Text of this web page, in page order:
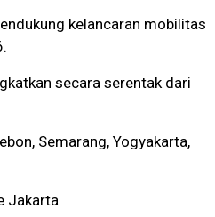
kelancaran mobilitas
secara serentak dari
Semarang, Yogyakarta,
Jakarta